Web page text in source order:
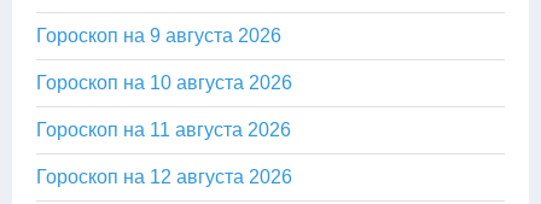
Гороскоп на 9 августа 2026
Гороскоп на 10 августа 2026
Гороскоп на 11 августа 2026
Гороскоп на 12 августа 2026